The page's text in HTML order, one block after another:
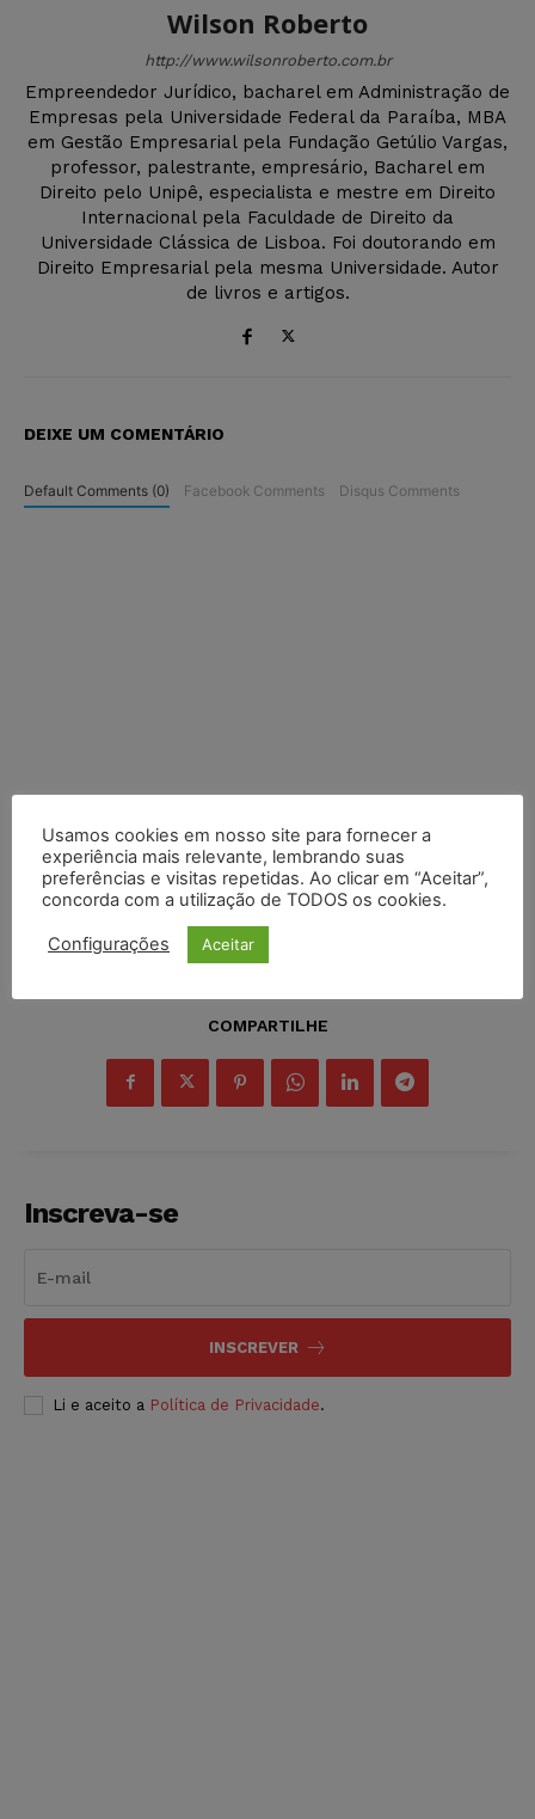
Wilson Roberto
http://www.wilsonroberto.com.br
Empreendedor Jurídico, bacharel em Administração de
Empresas pela Universidade Federal da Paraíba, MBA
em Gestão Empresarial pela Fundação Getúlio Vargas,
professor, palestrante, empresário, Bacharel em
Direito pelo Unipê, especialista e mestre em Direito
Internacional pela Faculdade de Direito da
Universidade Clássica de Lisboa. Foi doutorando em
Direito Empresarial pela mesma Universidade. Autor
de livros e artigos.
DEIXE UM COMENTÁRIO
Default Comments (0) Facebook Comments Disqus Comments
COMPARTILHE
Inscreva-se
INSCREVER
Li e aceito a Política de Privacidade.
Usamos cookies em nosso site para fornecer a
experiência mais relevante, lembrando suas
preferências e visitas repetidas. Ao clicar em “Aceitar”,
concorda com a utilização de TODOS os cookies.
Configurações Aceitar